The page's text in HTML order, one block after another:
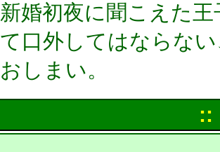
新婚初夜に聞こえた
て口外してはならな
おしまい。
::